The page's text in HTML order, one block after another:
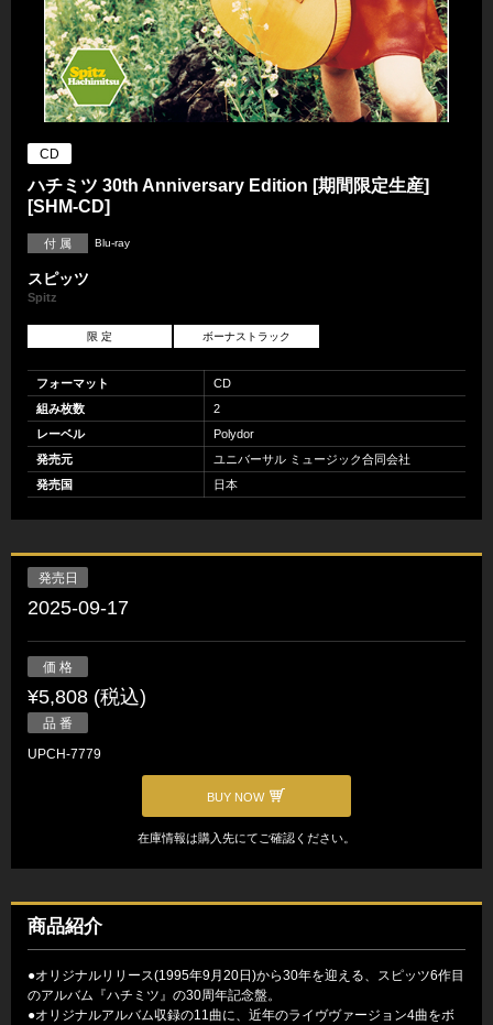
CD
ハチミツ 30th Anniversary Edition [期間限定生産]
[SHM-CD]
付 属 Blu-ray
スピッツ
Spitz
限 定 ボーナストラック
フォーマット
CD
組み枚数
2
レーベル
Polydor
発売元
ユニバーサル ミュージック合同会社
発売国
日本
発売日
2025-09-17
価 格
¥5,808 (税込)
品 番
UPCH-7779
BUY NOW
在庫情報は購入先にてご確認ください。
商品紹介
●オリジナルリリース(1995年9月20日)から30年を迎える、スピッツ6作目
のアルバム『ハチミツ』の30周年記念盤。
●オリジナルアルバム収録の11曲に、近年のライヴヴァージョン4曲をボ